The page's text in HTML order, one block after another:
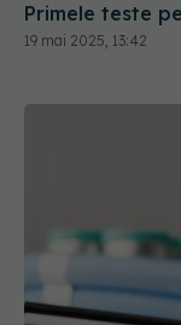
Primele teste
19 mai 2025, 13:42